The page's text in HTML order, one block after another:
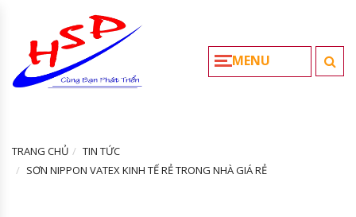
MENU
TRANG CHỦ
TIN TỨC
SƠN NIPPON VATEX KINH TẾ RẺ TRONG NHÀ GIÁ RẺ